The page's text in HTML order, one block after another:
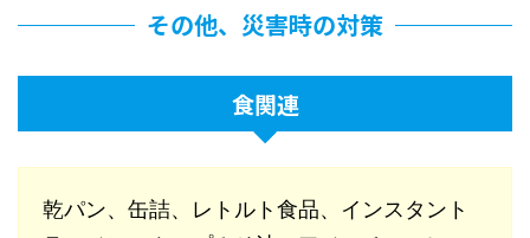
その他、災害時の対策
食関連
乾パン、缶詰、レトルト食品、インスタント